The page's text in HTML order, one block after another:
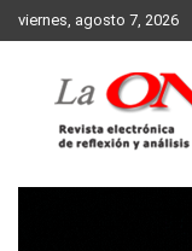
Skip
to
viernes, agosto 7, 2026